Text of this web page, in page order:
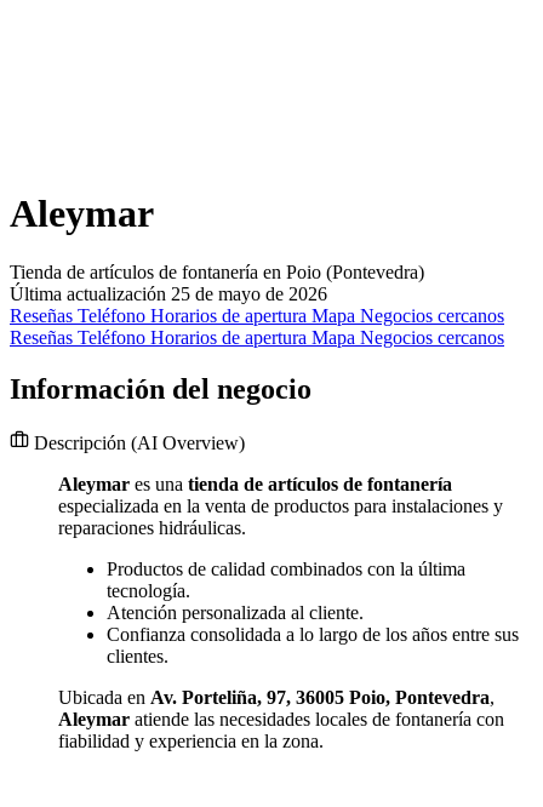
Aleymar
Tienda de artículos de fontanería en Poio (Pontevedra)
Última actualización 25 de mayo de 2026
Reseñas Teléfono Horarios de apertura Mapa Negocios cercanos
Reseñas Teléfono Horarios de apertura Mapa Negocios cercanos
Información del negocio
Descripción (AI Overview)
Aleymar es una tienda de artículos de fontanería
especializada en la venta de productos para instalaciones y
reparaciones hidráulicas.
Productos de calidad combinados con la última
tecnología.
Atención personalizada al cliente.
Confianza consolidada a lo largo de los años entre sus
clientes.
Ubicada en Av. Porteliña, 97, 36005 Poio, Pontevedra,
Aleymar atiende las necesidades locales de fontanería con
fiabilidad y experiencia en la zona.